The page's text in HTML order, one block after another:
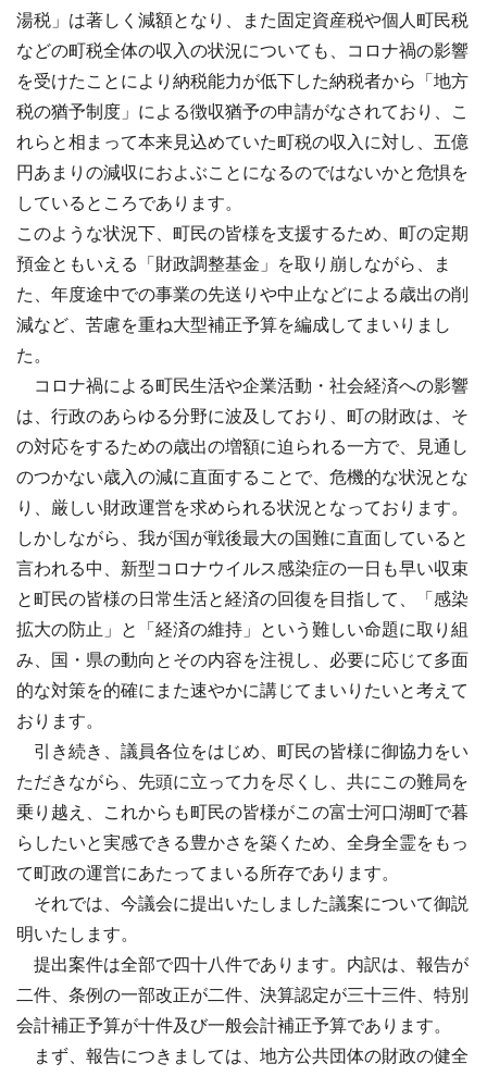
湯税」は著しく減額となり、また固定資産税や個人町民税
などの町税全体の収入の状況についても、コロナ禍の影響
を受けたことにより納税能力が低下した納税者から「地方
税の猶予制度」による徴収猶予の申請がなされており、こ
れらと相まって本来見込めていた町税の収入に対し、五億
円あまりの減収におよぶことになるのではないかと危惧を
しているところであります。
このような状況下、町民の皆様を支援するため、町の定期
預金ともいえる「財政調整基金」を取り崩しながら、ま
た、年度途中での事業の先送りや中止などによる歳出の削
減など、苦慮を重ね大型補正予算を編成してまいりまし
た。
コロナ禍による町民生活や企業活動・社会経済への影響
は、行政のあらゆる分野に波及しており、町の財政は、そ
の対応をするための歳出の増額に迫られる一方で、見通し
のつかない歳入の減に直面することで、危機的な状況とな
り、厳しい財政運営を求められる状況となっております。
しかしながら、我が国が戦後最大の国難に直面していると
言われる中、新型コロナウイルス感染症の一日も早い収束
と町民の皆様の日常生活と経済の回復を目指して、「感染
拡大の防止」と「経済の維持」という難しい命題に取り組
み、国・県の動向とその内容を注視し、必要に応じて多面
的な対策を的確にまた速やかに講じてまいりたいと考えて
おります。
引き続き、議員各位をはじめ、町民の皆様に御協力をい
ただきながら、先頭に立って力を尽くし、共にこの難局を
乗り越え、これからも町民の皆様がこの富士河口湖町で暮
らしたいと実感できる豊かさを築くため、全身全霊をもっ
て町政の運営にあたってまいる所存であります。
それでは、今議会に提出いたしました議案について御説
明いたします。
提出案件は全部で四十八件であります。内訳は、報告が
二件、条例の一部改正が二件、決算認定が三十三件、特別
会計補正予算が十件及び一般会計補正予算であります。
まず、報告につきましては、地方公共団体の財政の健全